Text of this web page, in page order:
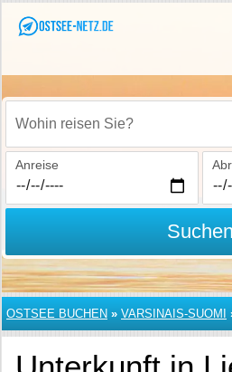
Wohin reisen Sie?
Anreise
Suchen
OSTSEE BUCHEN » VARSINAIS-SUOMI